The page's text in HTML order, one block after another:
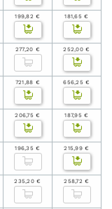
199,82 € 181,65 €
277,20 € 252,00 €
721,88 € 656,25 €
206,75 € 187,95 €
196,35 € 215,99 €
235,20 € 258,72 €